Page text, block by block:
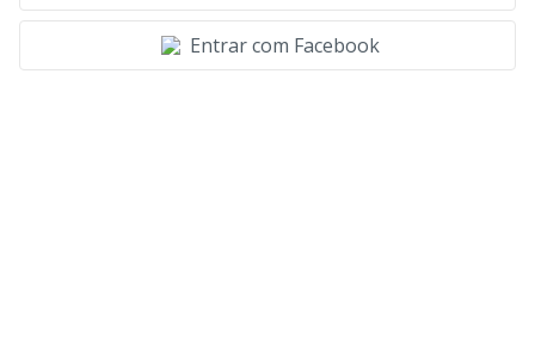
Entrar com Facebook